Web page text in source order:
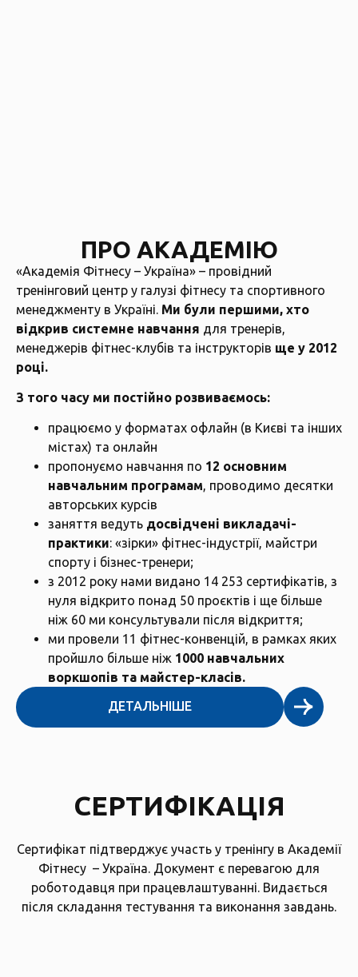
ПРО АКАДЕМІЮ
«Академія Фітнесу – Україна» – провідний
тренінговий центр у галузі фітнесу та спортивного
менеджменту в Україні. Ми були першими, хто
відкрив системне навчання для тренерів,
менеджерів фітнес-клубів та інструкторів ще у 2012
році.
З того часу ми постійно розвиваємось:
працюємо у форматах офлайн (в Києві та інших
містах) та онлайн
пропонуємо навчання по 12 основним
навчальним програмам, проводимо десятки
авторських курсів
заняття ведуть досвідчені викладачі-
практики: «зірки» фітнес-індустрії, майстри
спорту і бізнес-тренери;
з 2012 року нами видано 14 253 сертифікатів, з
нуля відкрито понад 50 проєктів і ще більше
ніж 60 ми консультували після відкриття;
ми провели 11 фітнес-конвенцій, в рамках яких
пройшло більше ніж 1000 навчальних
воркшопів та майстер-класів.
ДЕТАЛЬНІШЕ
СЕРТИФІКАЦІЯ
Сертифікат підтверджує участь у тренінгу в Академії
Фітнесу – Україна. Документ є перевагою для
роботодавця при працевлаштуванні. Видається
після складання тестування та виконання завдань.